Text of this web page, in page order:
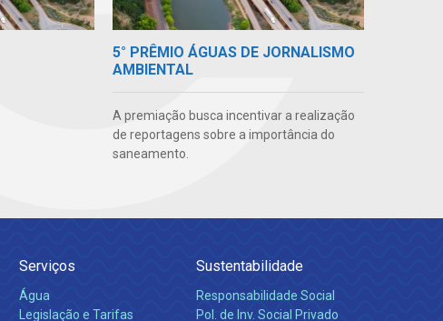
5° PRÊMIO ÁGUAS DE JORNALISMO
AMBIENTAL
A premiação busca incentivar a realização
de reportagens sobre a importância do
saneamento.
Serviços
Água
Legislação e Tarifas
Sustentabilidade
Responsabilidade Social
Pol. de Inv. Social Privado